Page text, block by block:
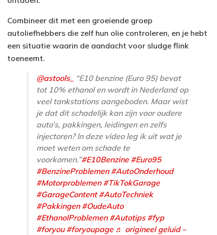
Combineer dit met een groeiende groep
autoliefhebbers die zelf hun olie controleren, en je hebt
een situatie waarin de aandacht voor sludge flink
toeneemt.
@astools_
“E10 benzine (Euro 95) bevat
tot 10% ethanol en wordt in Nederland op
veel tankstations aangeboden. Maar wist
je dat dit schadelijk kan zijn voor oudere
auto’s, pakkingen, leidingen en zelfs
injectoren? In deze video leg ik uit wat je
moet weten om schade te
voorkomen.”#E10Benzine #Euro95
#BenzineProblemen #AutoOnderhoud
#Motorproblemen #TikTokGarage
#GarageContent #AutoTechniek
#Pakkingen #OudeAuto
#EthanolProblemen #Autotips #fyp
#foryou #foryoupage ♬ origineel geluid –